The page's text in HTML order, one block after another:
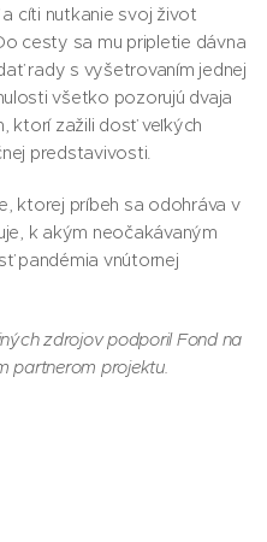
cíti nutkanie svoj život
cesty sa mu pripletie dávna
rady s vyšetrovaním jednej
všetko pozorujú dvaja
ktorí zažili dosť veľkých
predstavivosti.
ktorej príbeh sa odohráva v
k akým neočakávaným
pandémia vnútornej
zdrojov podporil Fond na
partnerom projektu.